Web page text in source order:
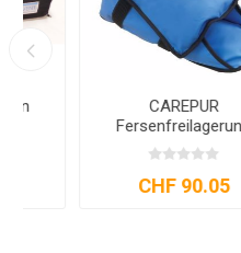
Drehscheibe gepolstert
CHF 28.10